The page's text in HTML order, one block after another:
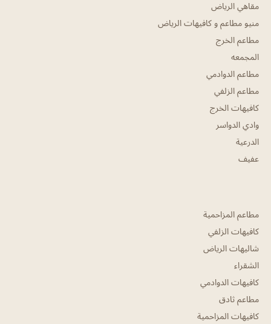
مقاهي الرياض
منيو مطاعم و كافيهات الرياض
مطاعم الخرج
المجمعه
مطاعم الدوادمي
مطاعم الزلفي
كافيهات الخرج
وادي الدواسر
الدرعية
عفيف
مطاعم المزاحمية
كافيهات الزلفي
شاليهات الرياض
الشقراء
كافيهات الدوادمي
مطاعم ثادق
كافيهات المزاحمية